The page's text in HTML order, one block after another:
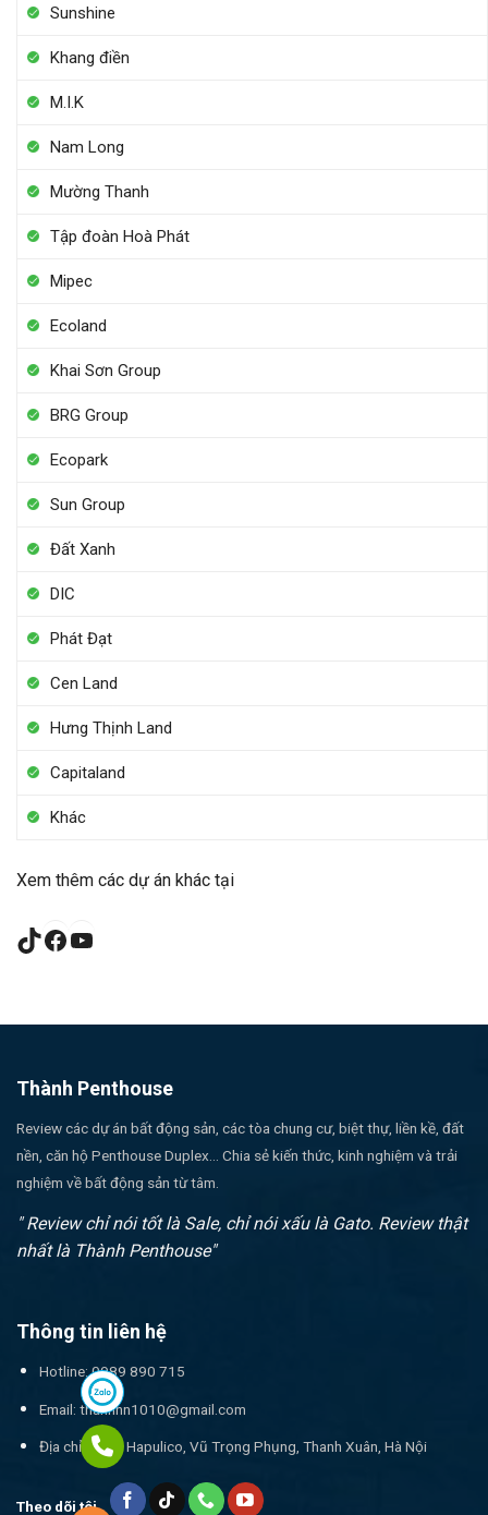
Sunshine
Khang điền
M.I.K
Nam Long
Mường Thanh
Tập đoàn Hoà Phát
Mipec
Ecoland
Khai Sơn Group
BRG Group
Ecopark
Sun Group
Đất Xanh
DIC
Phát Đạt
Cen Land
Hưng Thịnh Land
Capitaland
Khác
Xem thêm các dự án khác tại
TikTok
Facebook
Thành Penthouse
Review các dự án bất động sản, các tòa chung cư, biệt thự, liền kề, đất
nền, căn hộ Penthouse Duplex... Chia sẻ kiến thức, kinh nghiệm và trải
nghiệm về bất động sản từ tâm.
" Review chỉ nói tốt là Sale, chỉ nói xấu là Gato. Review thật
nhất là Thành Penthouse"
Thông tin liên hệ
Hotline: 0989 890 715
Email: thanhnn1010@gmail.com
Địa chỉ: 17T1 Hapulico, Vũ Trọng Phụng, Thanh Xuân, Hà Nội
Theo dõi tôi